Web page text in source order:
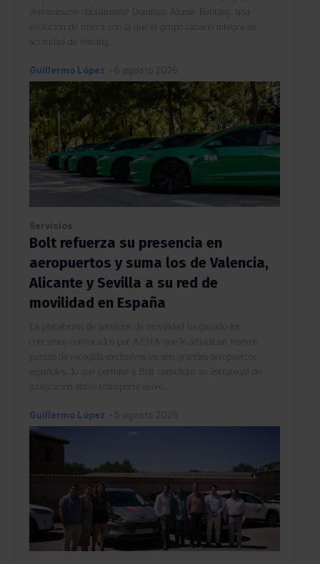
denominarse oficialmente Domingo Alonso Renting, una
evolución de marca con la que el grupo canario integra su
actividad de renting...
Guillermo López - 6 agosto 2026
Servicios
Bolt refuerza su presencia en
aeropuertos y suma los de Valencia,
Alicante y Sevilla a su red de
movilidad en España
La plataforma de servicios de movilidad ha ganado los
concursos convocados por AENA que le adjudican nuevos
puntos de recogida exclusivos en seis grandes aeropuertos
españoles, lo que permite a Bolt consolidar su estrategia de
integración entre transporte aéreo...
Guillermo López - 5 agosto 2026